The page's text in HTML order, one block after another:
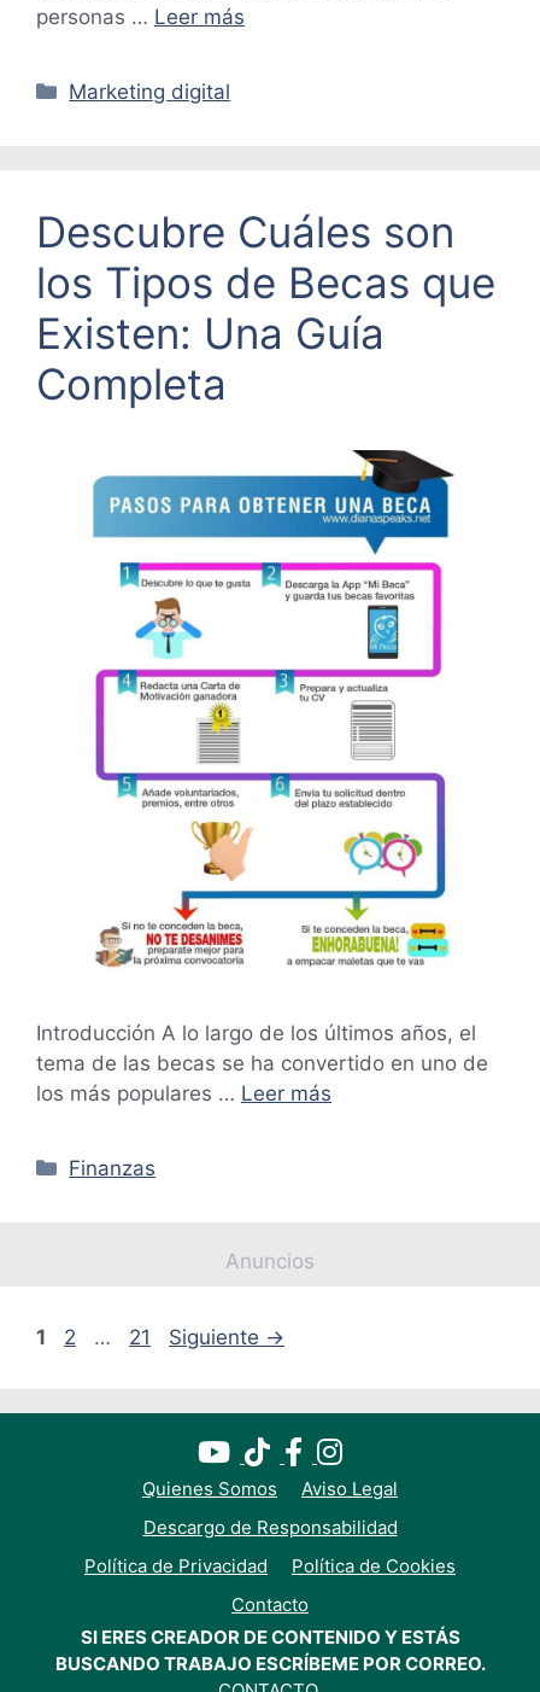
personas … Leer más
Categorías
Marketing digital
Descubre Cuáles son
los Tipos de Becas que
Existen: Una Guía
Completa
Introducción A lo largo de los últimos años, el
tema de las becas se ha convertido en uno de
los más populares … Leer más
Categorías
Finanzas
Anuncios
Página
1 Página
2 … Página
21 Siguiente →
Quienes Somos
Aviso Legal
Descargo de Responsabilidad
Política de Privacidad
Política de Cookies
Contacto
SI ERES CREADOR DE CONTENIDO Y ESTÁS
BUSCANDO TRABAJO ESCRÍBEME POR CORREO.